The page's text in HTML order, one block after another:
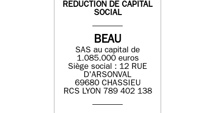
REDUCTION DE CAPITAL
SOCIAL
BEAU
SAS au capital de
1.085.000 euros
Siège social : 12 RUE
D'ARSONVAL
69680 CHASSIEU
RCS LYON 789 402 138